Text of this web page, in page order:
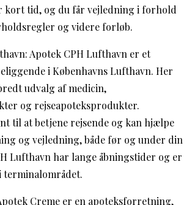
kort tid, og du får vejledning i forhold
og videre forløb.
Apotek CPH Lufthavn er et
i Københavns Lufthavn. Her
udvalg af medicin,
og rejseapoteksprodukter.
til at betjene rejsende og kan hjælpe
og vejledning, både før og under din
Lufthavn har lange åbningstider og er
Creme er en apoteksforretning,